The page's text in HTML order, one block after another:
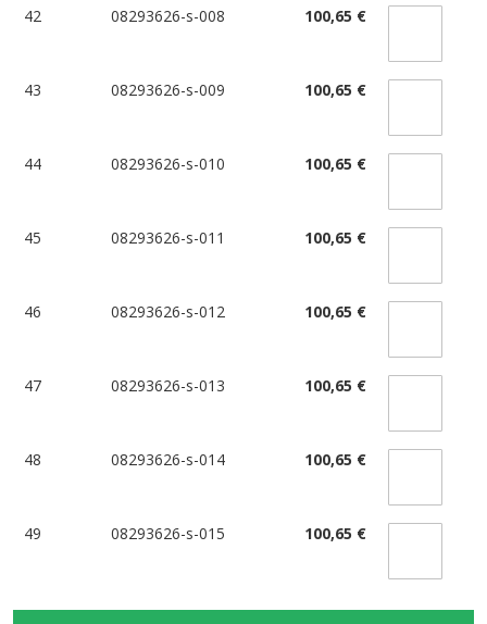
42 08293626-s-008 100,65 €
43 08293626-s-009 100,65 €
44 08293626-s-010 100,65 €
45 08293626-s-011 100,65 €
46 08293626-s-012 100,65 €
47 08293626-s-013 100,65 €
48 08293626-s-014 100,65 €
49 08293626-s-015 100,65 €